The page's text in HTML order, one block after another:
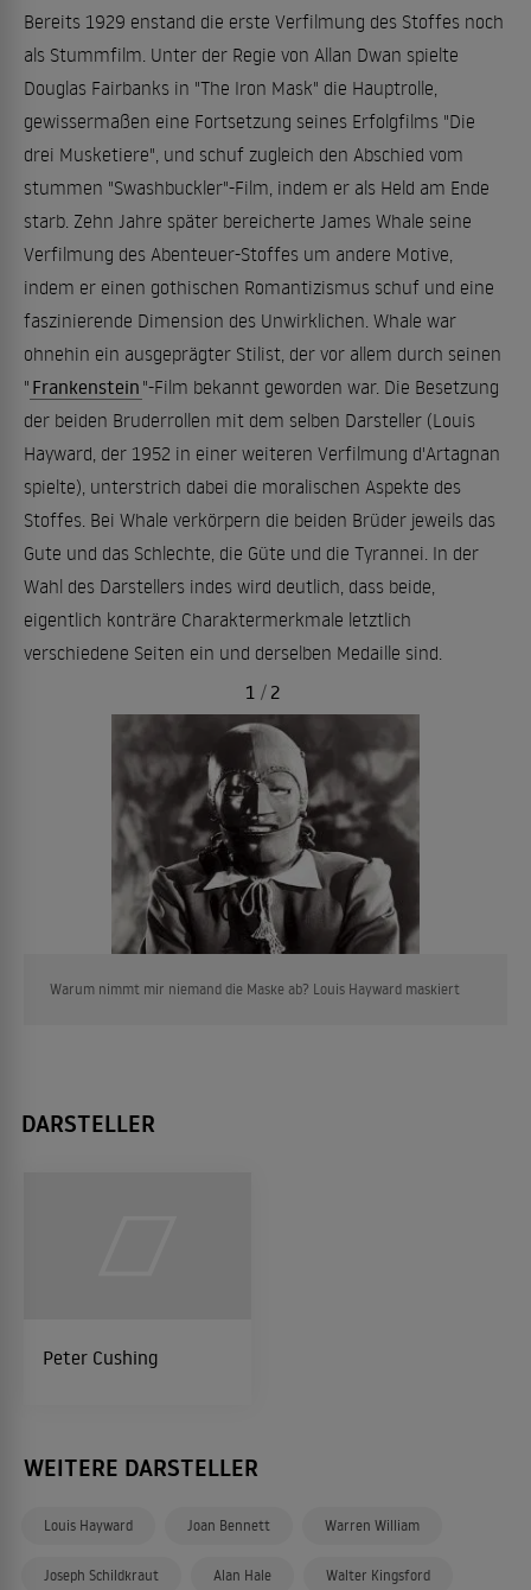
Bereits 1929 enstand die erste Verfilmung des Stoffes noch
als Stummfilm. Unter der Regie von Allan Dwan spielte
Douglas Fairbanks in "The Iron Mask" die Hauptrolle,
gewissermaßen eine Fortsetzung seines Erfolgfilms "Die
drei Musketiere", und schuf zugleich den Abschied vom
stummen "Swashbuckler"-Film, indem er als Held am Ende
starb. Zehn Jahre später bereicherte James Whale seine
Verfilmung des Abenteuer-Stoffes um andere Motive,
indem er einen gothischen Romantizismus schuf und eine
faszinierende Dimension des Unwirklichen. Whale war
ohnehin ein ausgeprägter Stilist, der vor allem durch seinen
" Frankenstein "-Film bekannt geworden war. Die Besetzung
der beiden Bruderrollen mit dem selben Darsteller (Louis
Hayward, der 1952 in einer weiteren Verfilmung d'Artagnan
spielte), unterstrich dabei die moralischen Aspekte des
Stoffes. Bei Whale verkörpern die beiden Brüder jeweils das
Gute und das Schlechte, die Güte und die Tyrannei. In der
Wahl des Darstellers indes wird deutlich, dass beide,
eigentlich konträre Charaktermerkmale letztlich
verschiedene Seiten ein und derselben Medaille sind.
Warum nimmt mir niemand die Maske ab? Louis Hayward maskiert
1 / 2
DARSTELLER
Peter Cushing
WEITERE DARSTELLER
Louis Hayward Joan Bennett Warren William
Joseph Schildkraut Alan Hale Walter Kingsford